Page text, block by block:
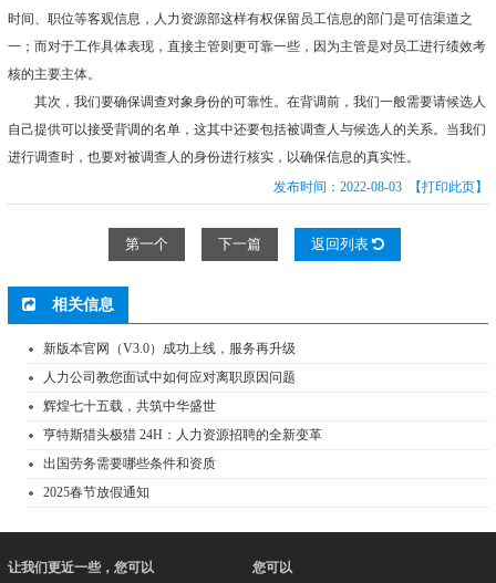
时间、职位等客观信息，人力资源部这样有权保留员工信息的部门是可信渠道之
一；而对于工作具体表现，直接主管则更可靠一些，因为主管是对员工进行绩效考
核的主要主体。
其次，我们要确保调查对象身份的可靠性。在背调前，我们一般需要请候选人
自己提供可以接受背调的名单，这其中还要包括被调查人与候选人的关系。当我们
进行调查时，也要对被调查人的身份进行核实，以确保信息的真实性。
发布时间：2022-08-03
【打印此页】
第一个 下一篇 返回列表
相关信息
新版本官网（V3.0）成功上线，服务再升级
人力公司教您面试中如何应对离职原因问题
辉煌七十五载，共筑中华盛世
亨特斯猎头极猎 24H：人力资源招聘的全新变革
出国劳务需要哪些条件和资质
2025春节放假通知
让我们更近一些，您可以
您可以